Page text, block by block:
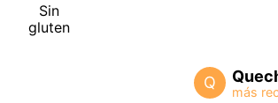
Sin
gluten
Q